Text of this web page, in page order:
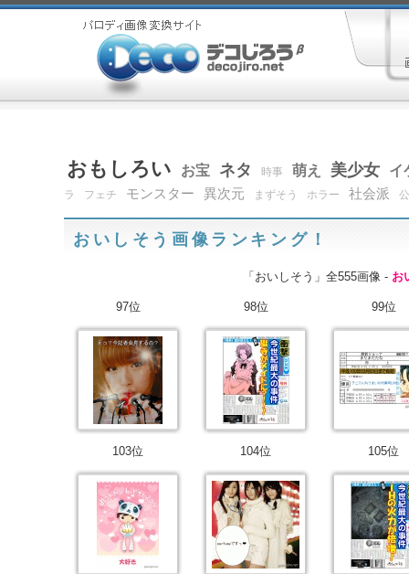
おもしろい お宝 ネタ 時事 萌え 美少女 イ
ラ フェチ モンスター 異次元 まずそう ホラー 社会派
おいしそう画像ランキング！
「おいしそう」全555画像 - お
97位 98位 99位
103位 104位 105位